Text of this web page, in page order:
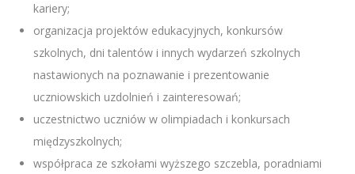
kariery;
organizacja projektów edukacyjnych, konkursów
szkolnych, dni talentów i innych wydarzeń szkolnych
nastawionych na poznawanie i prezentowanie
uczniowskich uzdolnień i zainteresowań;
uczestnictwo uczniów w olimpiadach i konkursach
międzyszkolnych;
współpraca ze szkołami wyższego szczebla, poradniami